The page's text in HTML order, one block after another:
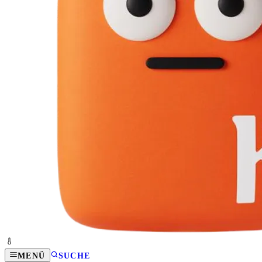
MENÜ SUCHE